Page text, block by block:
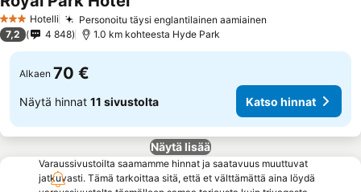
3 Tähtiluokitus
Hotelli Personoitu täysi englantilainen aamiainen
Katso hinnat
7,2 4 848 1.0 km kohteesta Hyde Park
Alkaen 70 €
Näytä hinnat 11 sivustolta Katso hinnat
Näytä lisää
Varaussivustoilta saamamme hinnat ja saatavuus muuttuvat
jatkuvasti. Tämä tarkoittaa sitä, että et välttämättä aina löydä